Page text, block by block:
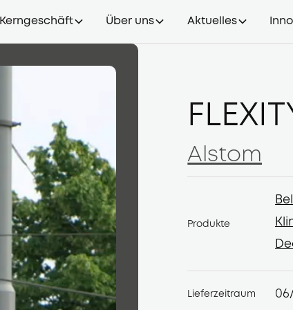
Kerngeschäft Über uns Aktuelles
Alstom
Alstom
Produkte
Lieferzeitraum